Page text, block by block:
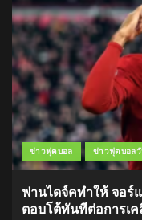
ข่าวฟุตบอล ข่าวฟุตบอล
ฟานไดจ์คทำให้ จอร์
ตอบโต้ทันทีต่อการเ